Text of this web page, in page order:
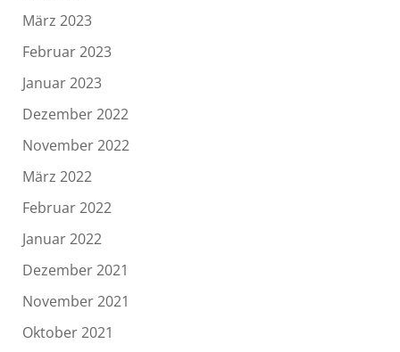
März 2023
Februar 2023
Januar 2023
Dezember 2022
November 2022
März 2022
Februar 2022
Januar 2022
Dezember 2021
November 2021
Oktober 2021